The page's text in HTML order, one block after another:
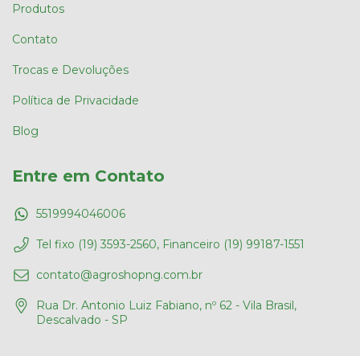
Produtos
Contato
Trocas e Devoluções
Política de Privacidade
Blog
Entre em Contato
5519994046006
Tel fixo (19) 3593-2560, Financeiro (19) 99187-1551
contato@agroshopng.com.br
Rua Dr. Antonio Luiz Fabiano, nº 62 - Vila Brasil,
Descalvado - SP